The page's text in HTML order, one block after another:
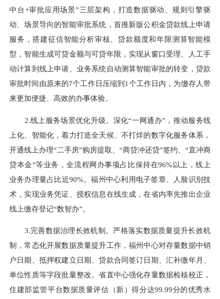
中台+审批应用场景”三层架构，打造数据驱动、规则引擎驱
动、场景导向的智能审批系统 ，首推新版公积金贷款线上申请
服务，搭建征信智能分析审核、贷款额度和年限测算智能模
型，智能生成可贷金额与可贷年限，实现从 窗口受理、人工手
动计算到线上申请、业务系统自动测算智能审批的转变，贷款
审批时间由原来的7个工作日压缩到1个工作日内，为缴存人带
来更加便捷、高效的办事体验。
2.线上服务场景优化升级。 深化“一网通办”，推动服务线
上化、智能化，着力打造全天候、不打烊的数字化服务体系 ，
开通线上办理“二手房”购房提取、“商贷冲还贷”签约、“直冲商
贷本金”等业务 ，全流程网办事项占比保持在96%以上，线上
业务办理量占比近90%。福州中心利用电子签章、人脸识别技
术，实现业务凭证、授权信息在线生成，在省内率先推出企业
线上缴存登记“数智办”。
3.完善数据治理长效机制 。 严格落实数据质量提升长效机
制，常态化开展数据质量提升工作，福州中心对存量数据中销
户日期、抵押权建立日期、贷款合同签订日期、汇补缴年月、
单位性质等字段批量整改。省直中心强化存量数据检核校正 ，
住建部监管平台数据质量评估（新）得分达99.99分的优秀水